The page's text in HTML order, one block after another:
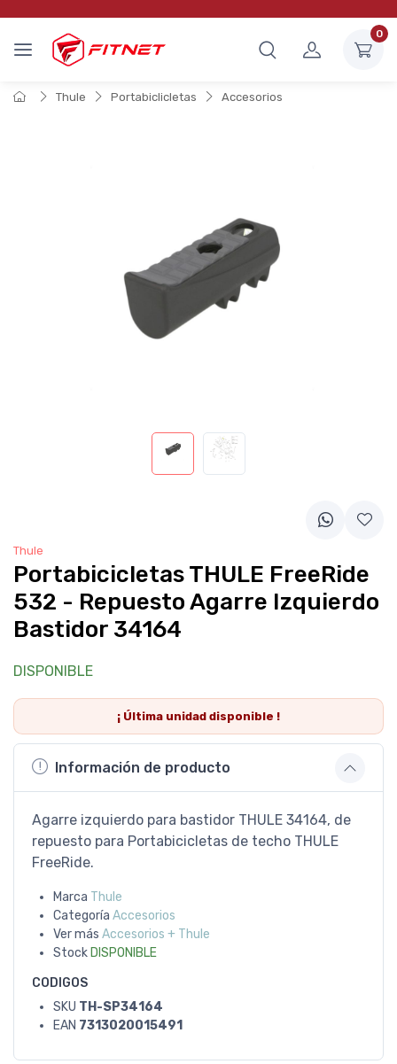
0
Thule Portabiclicletas Accesorios
Thule
Portabicicletas THULE FreeRide
532 - Repuesto Agarre Izquierdo
Bastidor 34164
DISPONIBLE
¡ Última unidad disponible !
Información de producto
Agarre izquierdo para bastidor THULE 34164, de
repuesto para Portabicicletas de techo THULE
FreeRide.
Marca Thule
Categoría Accesorios
Ver más Accesorios + Thule
Stock DISPONIBLE
CODIGOS
SKU TH-SP34164
EAN 7313020015491